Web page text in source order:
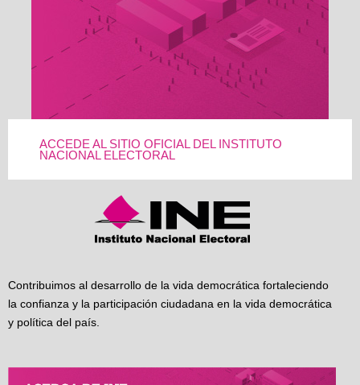
ACCEDE AL SITIO OFICIAL DEL INSTITUTO
NACIONAL ELECTORAL
Contribuimos al desarrollo de la vida democrática fortaleciendo
la confianza y la participación ciudadana en la vida democrática
y política del país.